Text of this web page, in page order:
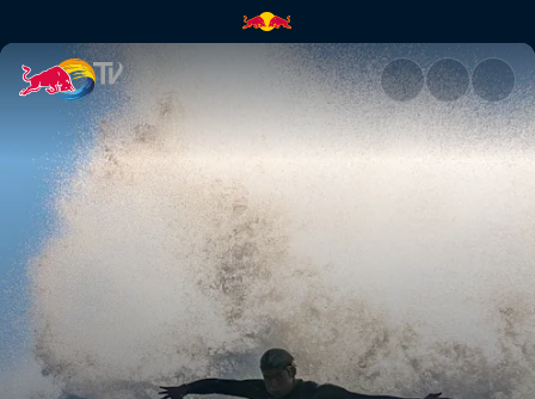
Kanoa surft in Jeffreys Bay |